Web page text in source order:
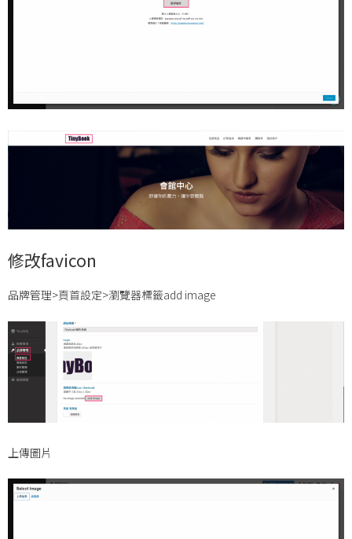
修改favicon
品牌管理>頁首設定>瀏覽器標籤add image
上傳圖片